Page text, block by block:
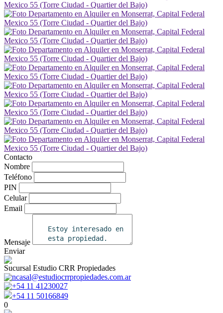
Contacto
Nombre
Teléfono
PIN
Celular
Email
Mensaje
Enviar
Sucursal Estudio CRR Propiedades
ncasal@estudiocrrpropiedades.com.ar
+54 11 41230027
+54 11 50166849
0